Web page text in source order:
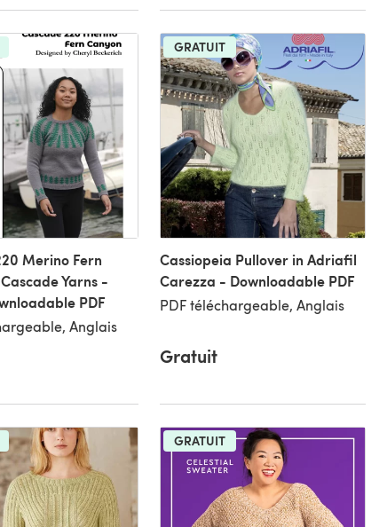
Merino Fern
Yarns -
PDF
Anglais
GRATUIT
Cassiopeia Pullover in Adriafil
Carezza - Downloadable PDF
PDF téléchargeable, Anglais
Gratuit
GRATUIT